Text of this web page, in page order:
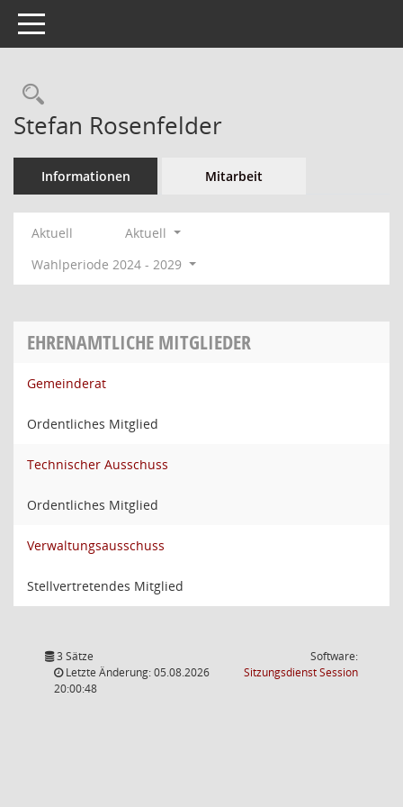
Toggle navigation
Rechercheauswahl
Stefan Rosenfelder
Informationen Mitarbeit
Aktuell
Aktuell
Wahlperiode 2024 - 2029
EHRENAMTLICHE MITGLIEDER
Gemeinderat
Ordentliches Mitglied
Technischer Ausschuss
Ordentliches Mitglied
Verwaltungsausschuss
Stellvertretendes Mitglied
3 Sätze
Letzte Änderung: 05.08.2026
20:00:48
Software:
SitzungsdienstSession(Wird in